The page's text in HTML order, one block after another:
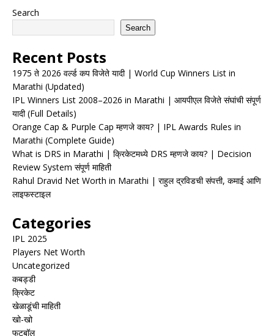
Search
Search
Recent Posts
1975 ते 2026 वर्ल्ड कप विजेते यादी | World Cup Winners List in
Marathi (Updated)
IPL Winners List 2008–2026 in Marathi | आयपीएल विजेते संघांची संपूर्ण
यादी (Full Details)
Orange Cap & Purple Cap म्हणजे काय? | IPL Awards Rules in
Marathi (Complete Guide)
What is DRS in Marathi | क्रिकेटमध्ये DRS म्हणजे काय? | Decision
Review System संपूर्ण माहिती
Rahul Dravid Net Worth in Marathi | राहुल द्रविडची संपत्ती, कमाई आणि
लाइफस्टाइल
Categories
IPL 2025
Players Net Worth
Uncategorized
कबड्डी
क्रिकेट
खेळाडूंची माहिती
खो-खो
फुटबॉल